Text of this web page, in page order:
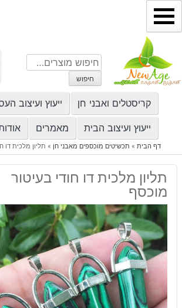
דילוג
לתוכן
חיפוש
עבור:
חיפוש
קריסטלים ואבני חן ייעוץ ועיצוב
ייעוץ ועיצוב הבית מאמרים
דף הבית» תכשיטים מוכספים מאבני חן » תליון מלכית דו
תליון מלכית דו חודי בעיטור
מוכסף